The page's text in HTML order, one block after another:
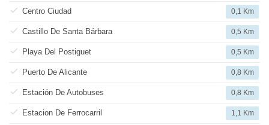
Centro Ciudad 0,1 Km
Castillo De Santa Bárbara 0,5 Km
Playa Del Postiguet 0,5 Km
Puerto De Alicante 0,8 Km
Estación De Autobuses 0,8 Km
Estacion De Ferrocarril 1,1 Km